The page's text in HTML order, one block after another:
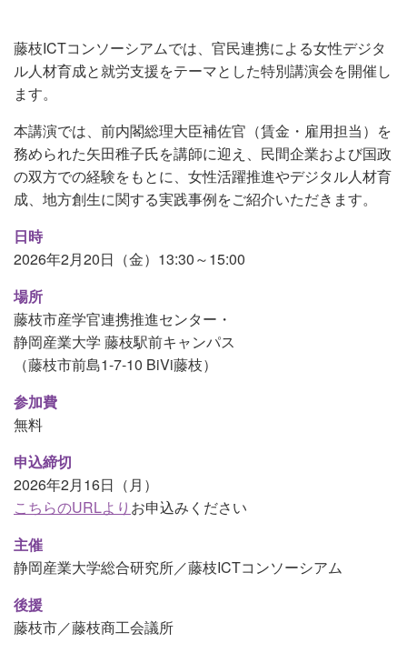
藤枝ICTコンソーシアムでは、官民連携による女性デジタ
ル人材育成と就労支援をテーマとした特別講演会を開催し
ます。
本講演では、前内閣総理大臣補佐官（賃金・雇用担当）を
務められた矢田稚子氏を講師に迎え、民間企業および国政
の双方での経験をもとに、女性活躍推進やデジタル人材育
成、地方創生に関する実践事例をご紹介いただきます。
日時
2026年2月20日（金）13:30～15:00
場所
藤枝市産学官連携推進センター・
静岡産業大学 藤枝駅前キャンパス
（藤枝市前島1-7-10 BiVi藤枝）
参加費
無料
申込締切
2026年2月16日（月）
こちらのURLより お申込みください
主催
静岡産業大学総合研究所／藤枝ICTコンソーシアム
後援
藤枝市／藤枝商工会議所